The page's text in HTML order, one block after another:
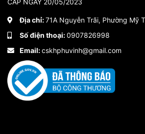
Địa chỉ:71A Nguyễn Trãi, Phường Mỹ
Số điện thoại:0907826998
Email:cskhphuvinh@gmail.com